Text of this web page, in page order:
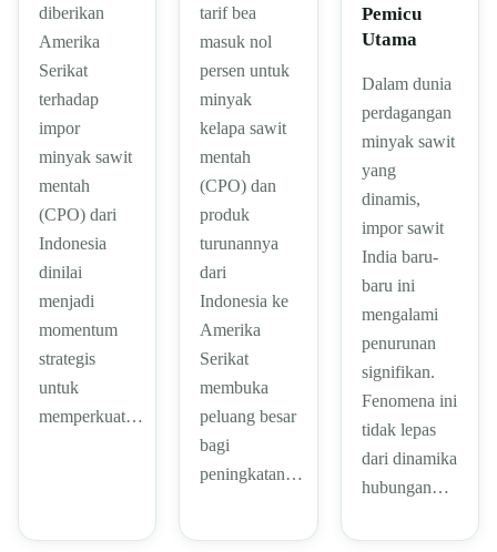
diberikan
Amerika
Serikat
terhadap
impor
minyak sawit
mentah
(CPO) dari
Indonesia
dinilai
menjadi
momentum
strategis
untuk
memperkuat…
tarif bea
masuk nol
persen untuk
minyak
kelapa sawit
mentah
(CPO) dan
produk
turunannya
dari
Indonesia ke
Amerika
Serikat
membuka
peluang besar
bagi
peningkatan…
Pemicu
Utama
Dalam dunia
perdagangan
minyak sawit
yang
dinamis,
impor sawit
India baru-
baru ini
mengalami
penurunan
signifikan.
Fenomena ini
tidak lepas
dari dinamika
hubungan…